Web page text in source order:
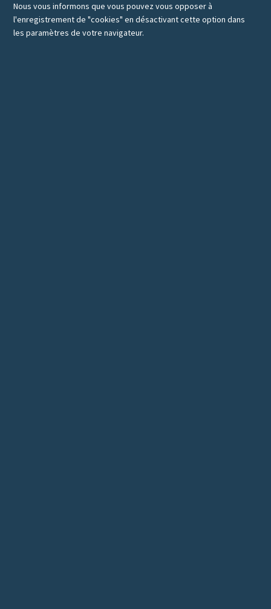
Nous vous informons que vous pouvez vous opposer à
l'enregistrement de "cookies" en désactivant cette option dans
les paramètres de votre navigateur.